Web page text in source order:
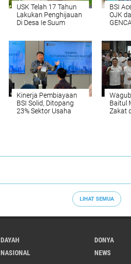
USK Telah 17 Tahun
Lakukan Penghijauan
Di Desa Ie Suum
BSI
OJK
Aceh
Kinerja Pembiayaan
BSI Solid, Ditopang
23% Sektor Usaha
Baitul
Zakat
LIHAT SEMUA
DAYAH DONYA
NASIONAL NEWS